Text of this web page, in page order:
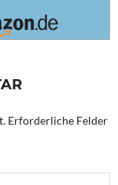
Erforderliche Felder